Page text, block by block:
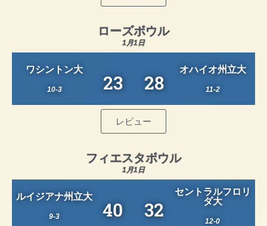
ローズボウル
1月1日
ワシントン大
10-3 23 28
オハイオ州立大
11-2
レビュー
フィエスタボウル
1月1日
ルイジアナ州立大
9-3 40 32
セントラルフロリ
ダ大
12-0